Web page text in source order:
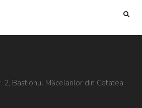
2, Bastionul Măcelarilor din Cetatea